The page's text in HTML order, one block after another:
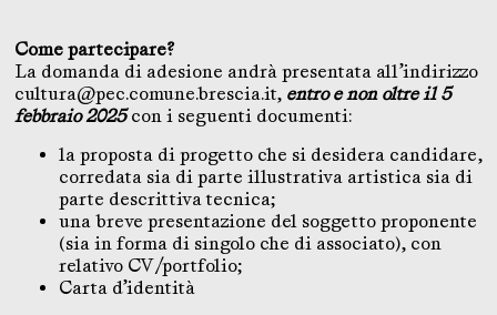
Come partecipare?
La domanda di adesione andrà presentata all’indirizzo
cultura@pec.comune.brescia.it, entro e non oltre il 5
febbraio 2025con i seguenti documenti:
la proposta di progetto che si desidera candidare,
corredata sia di parte illustrativa artistica sia di
parte descrittiva tecnica;
una breve presentazione del soggetto proponente
(sia in forma di singolo che di associato), con
relativo CV/portfolio;
Carta d’identità